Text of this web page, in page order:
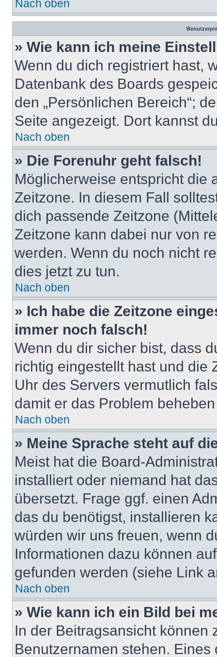
Nach oben
» Wie kann ich meine
Wenn du dich registriert hast,
Datenbank des Boards
den „Persönlichen Bereich“;
Seite angezeigt. Dort kannst
Nach oben
» Die Forenuhr geht falsch!
Möglicherweise entspricht die
Zeitzone. In diesem Fall
dich passende Zeitzone
Zeitzone kann dabei nur von
werden. Wenn du noch nicht
dies jetzt zu tun.
Nach oben
» Ich habe die Zeitzone
immer noch falsch!
Wenn du dir sicher bist, dass
richtig eingestellt hast und die
Uhr des Servers vermutlich
damit er das Problem
Nach oben
» Meine Sprache steht auf
Meist hat die Board-
installiert oder niemand hat
übersetzt. Frage ggf. einen
das du benötigst, installieren
würden wir uns freuen, wenn
Informationen dazu können
gefunden werden (siehe Link
Nach oben
» Wie kann ich ein Bild bei
In der Beitragsansicht können
Benutzernamen stehen.